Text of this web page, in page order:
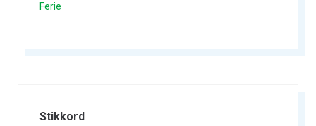
Ferie
Stikkord